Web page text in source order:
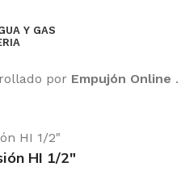
Y GAS
por Empujón Online .
HI 1/2″